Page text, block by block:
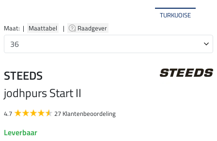
TURKUOISE
Maat: | Maattabel | Raadgever
STEEDS
jodhpurs Start II
4.7 27 Klantenbeoordeling
Leverbaar